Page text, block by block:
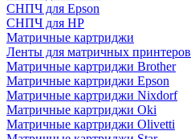
СНПЧ для Epson
СНПЧ для HP
Матричные картриджи
Ленты для матричных принтеров
Матричные картриджи Brother
Матричные картриджи Epson
Матричные картриджи Nixdorf
Матричные картриджи Oki
Матричные картриджи Olivetti